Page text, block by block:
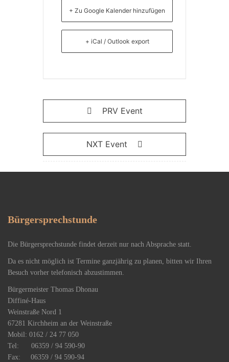
+ Zu Google Kalender hinzufügen
+ iCal / Outlook export
PRV Event
NXT Event
Bürgersprechstunde
Die Bürgersprechstunde findet derzeit nur nach Absprache statt.
Da es nicht möglich ist Termine ganzjährig zu planen, bitten wir Ihren
Besuch vorher telefonisch abzustimmen.
Bürgermeister Thomas Dhonau
Diffiné-Haus
​Weinstraße Nord 1
67281 Kirchheim an der Weinstraße
Mobil: 0162 / 24 77 050
Tel: 06359 / 94 590-90
Fax: 06359 / 94 590-94